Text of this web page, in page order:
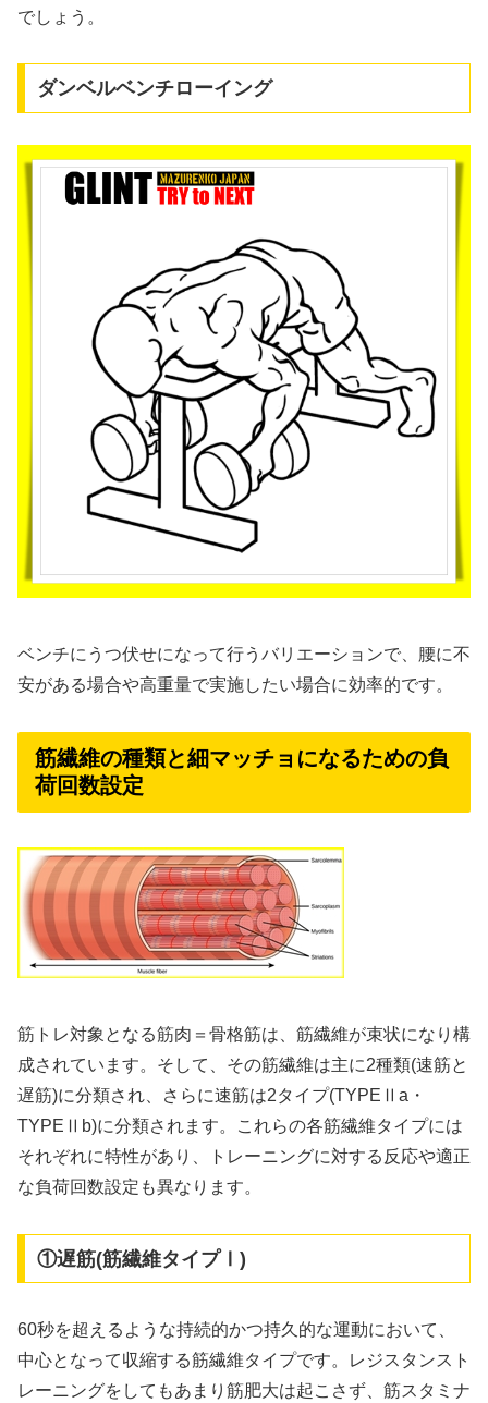
でしょう。
ダンベルベンチローイング
ベンチにうつ伏せになって行うバリエーションで、腰に不
安がある場合や高重量で実施したい場合に効率的です。
筋繊維の種類と細マッチョになるための負
荷回数設定
筋トレ対象となる筋肉＝骨格筋は、筋繊維が束状になり構
成されています。そして、その筋繊維は主に2種類(速筋と
遅筋)に分類され、さらに速筋は2タイプ(TYPEⅡa・
TYPEⅡb)に分類されます。これらの各筋繊維タイプには
それぞれに特性があり、トレーニングに対する反応や適正
な負荷回数設定も異なります。
①遅筋(筋繊維タイプⅠ)
60秒を超えるような持続的かつ持久的な運動において、
中心となって収縮する筋繊維タイプです。レジスタンスト
レーニングをしてもあまり筋肥大は起こさず、筋スタミナ